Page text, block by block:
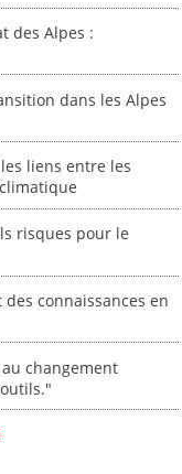
des Alpes :
dans les Alpes
liens entre les
risques pour le
connaissances en
changement